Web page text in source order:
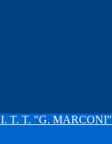
I. T. T. "G. MARCONI"